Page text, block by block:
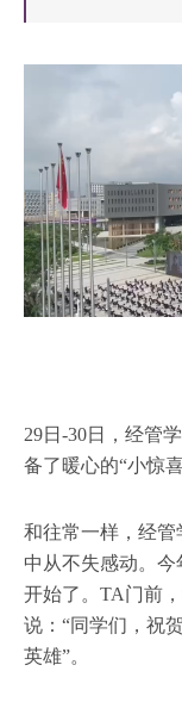
29日-30日，经管
备了暖心的“小惊喜
和往常一样，经
中从不失感动。
开始了。TA门前
说：“同学们，祝
英雄”。